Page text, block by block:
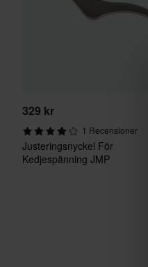
329 kr
1 Recensioner
Justeringsnyckel För
Kedjespänning JMP